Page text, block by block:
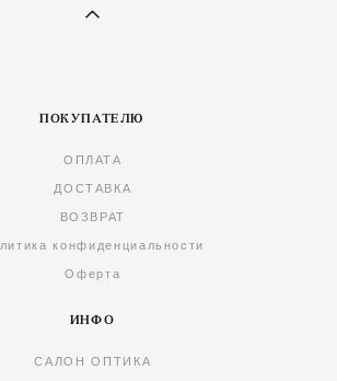
ПОКУПАТЕЛЮ
ОПЛАТА
ДОСТАВКА
ВОЗВРАТ
конфиденциальности
Оферта
ИНФО
САЛОН ОПТИКА